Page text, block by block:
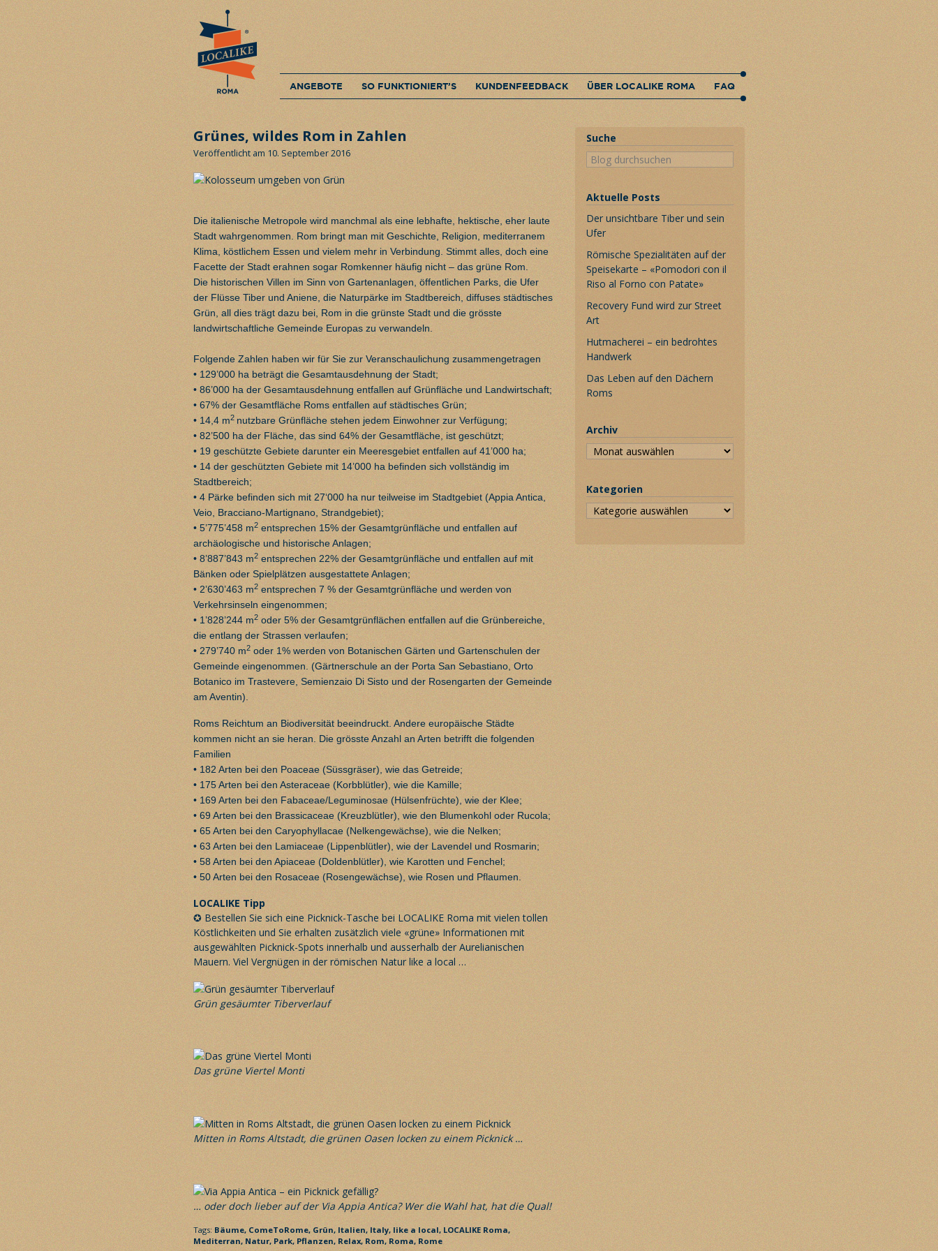
ANGEBOTE SO FUNKTIONIERT’S KUNDENFEEDBACK ÜBER LOCALIKE ROMA FAQ
Grünes, wildes Rom in Zahlen
Veröffentlicht am 10. September 2016
Die italienische Metropole wird manchmal als eine lebhafte, hektische, eher laute
Stadt wahrgenommen. Rom bringt man mit Geschichte, Religion, mediterranem
Klima, köstlichem Essen und vielem mehr in Verbindung. Stimmt alles, doch eine
Facette der Stadt erahnen sogar Romkenner häufig nicht – das grüne Rom.
Die historischen Villen im Sinn von Gartenanlagen, öffentlichen Parks, die Ufer
der Flüsse Tiber und Aniene, die Naturpärke im Stadtbereich, diffuses städtisches
Grün, all dies trägt dazu bei, Rom in die grünste Stadt und die grösste
landwirtschaftliche Gemeinde Europas zu verwandeln.
Folgende Zahlen haben wir für Sie zur Veranschaulichung zusammengetragen
• 129’000 ha beträgt die Gesamtausdehnung der Stadt;
• 86’000 ha der Gesamtausdehnung entfallen auf Grünfläche und Landwirtschaft;
• 67% der Gesamtfläche Roms entfallen auf städtisches Grün;
• 14,4 m2 nutzbare Grünfläche stehen jedem Einwohner zur Verfügung;
• 82’500 ha der Fläche, das sind 64% der Gesamtfläche, ist geschützt;
• 19 geschützte Gebiete darunter ein Meeresgebiet entfallen auf 41’000 ha;
• 14 der geschützten Gebiete mit 14’000 ha befinden sich vollständig im
Stadtbereich;
• 4 Pärke befinden sich mit 27‘000 ha nur teilweise im Stadtgebiet (Appia Antica,
Veio, Bracciano-Martignano, Strandgebiet);
• 5’775’458 m2 entsprechen 15% der Gesamtgrünfläche und entfallen auf
archäologische und historische Anlagen;
• 8’887’843 m2 entsprechen 22% der Gesamtgrünfläche und entfallen auf mit
Bänken oder Spielplätzen ausgestattete Anlagen;
• 2’630’463 m2 entsprechen 7 % der Gesamtgrünfläche und werden von
Verkehrsinseln eingenommen;
• 1’828’244 m2 oder 5% der Gesamtgrünflächen entfallen auf die Grünbereiche,
die entlang der Strassen verlaufen;
• 279’740 m2 oder 1% werden von Botanischen Gärten und Gartenschulen der
Gemeinde eingenommen. (Gärtnerschule an der Porta San Sebastiano, Orto
Botanico im Trastevere, Semienzaio Di Sisto und der Rosengarten der Gemeinde
am Aventin).
Roms Reichtum an Biodiversität beeindruckt. Andere europäische Städte
kommen nicht an sie heran. Die grösste Anzahl an Arten betrifft die folgenden
Familien
• 182 Arten bei den Poaceae (Süssgräser), wie das Getreide;
• 175 Arten bei den Asteraceae (Korbblütler), wie die Kamille;
• 169 Arten bei den Fabaceae/Leguminosae (Hülsenfrüchte), wie der Klee;
• 69 Arten bei den Brassicaceae (Kreuzblütler), wie den Blumenkohl oder Rucola;
• 65 Arten bei den Caryophyllacae (Nelkengewächse), wie die Nelken;
• 63 Arten bei den Lamiaceae (Lippenblütler), wie der Lavendel und Rosmarin;
• 58 Arten bei den Apiaceae (Doldenblütler), wie Karotten und Fenchel;
• 50 Arten bei den Rosaceae (Rosengewächse), wie Rosen und Pflaumen.
LOCALIKE Tipp
✪ Bestellen Sie sich eine Picknick-Tasche bei LOCALIKE Roma mit vielen tollen
Köstlichkeiten und Sie erhalten zusätzlich viele «grüne» Informationen mit
ausgewählten Picknick-Spots innerhalb und ausserhalb der Aurelianischen
Mauern. Viel Vergnügen in der römischen Natur like a local …
Grün gesäumter Tiberverlauf
Das grüne Viertel Monti
Mitten in Roms Altstadt, die grünen Oasen locken zu einem Picknick …
… oder doch lieber auf der Via Appia Antica? Wer die Wahl hat, hat die Qual!
Tags: Bäume, ComeToRome, Grün,Italien, Italy, like a local, LOCALIKE Roma,
Mediterran,Natur, Park, Pflanzen, Relax, Rom, Roma, Rome
Suche
Aktuelle Posts
Der unsichtbare Tiber und sein
Ufer
Römische Spezialitäten auf der
Speisekarte – «Pomodori con il
Riso al Forno con Patate»
Recovery Fund wird zur Street
Art
Hutmacherei – ein bedrohtes
Handwerk
Das Leben auf den Dächern
Roms
Archiv
Kategorien